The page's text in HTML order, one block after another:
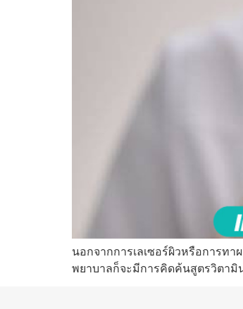
นอกจากการเลเซอร์ผิวหรือการ
พยาบาลก็จะมีการคิดค้นสูตรวิตา